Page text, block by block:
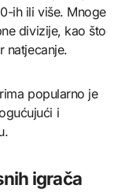
ih ili više. Mnoge
divizije, kao što
natjecanje.
popularno je
i
igrača